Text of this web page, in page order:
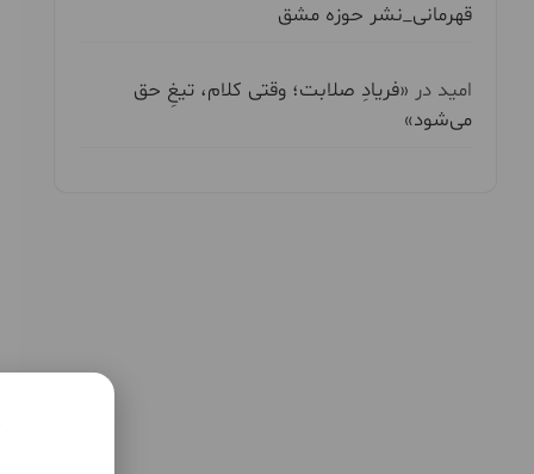
قهرمانی_نشر حوزه مشق
امید در «فریادِ صلابت؛ وقتی کلام، تیغِ حق
می‌شود»